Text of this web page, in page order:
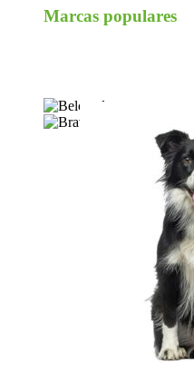
Marcas populares